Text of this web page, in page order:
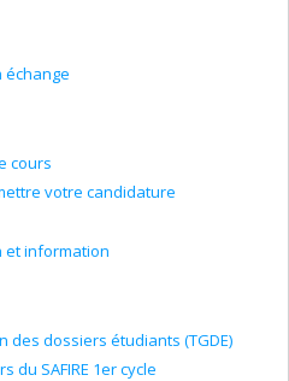
échange
cours
votre candidature
et information
des dossiers étudiants (TGDE)
du SAFIRE 1er cycle